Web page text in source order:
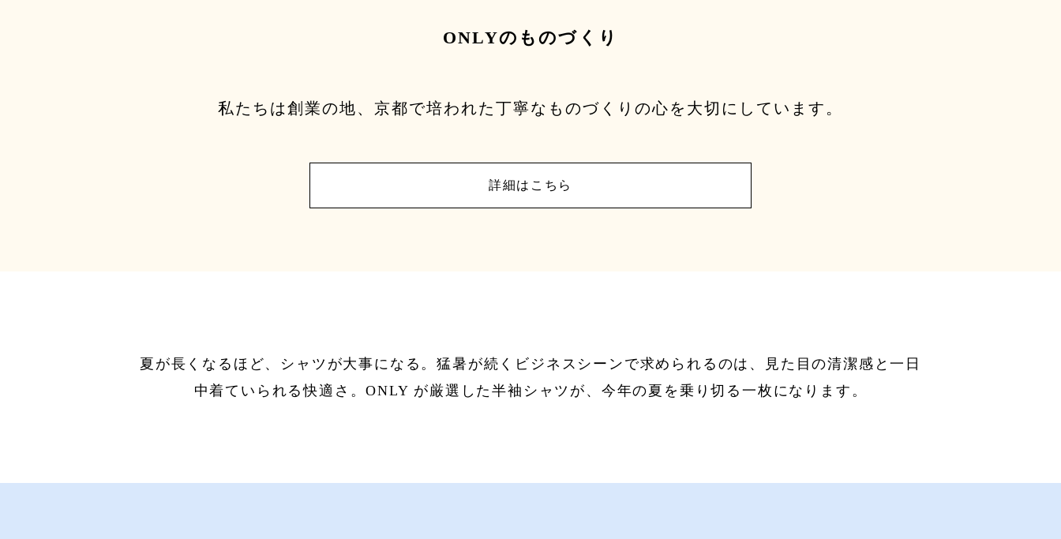
ONLYのものづくり
私たちは創業の地、京都で培われた丁寧なものづくりの心を大切にしています。
詳細はこちら
夏が長くなるほど、シャツが大事になる。猛暑が続くビジネスシーンで求められるのは、見た目の清潔感と一日
中着ていられる快適さ。ONLY が厳選した半袖シャツが、今年の夏を乗り切る一枚になります。